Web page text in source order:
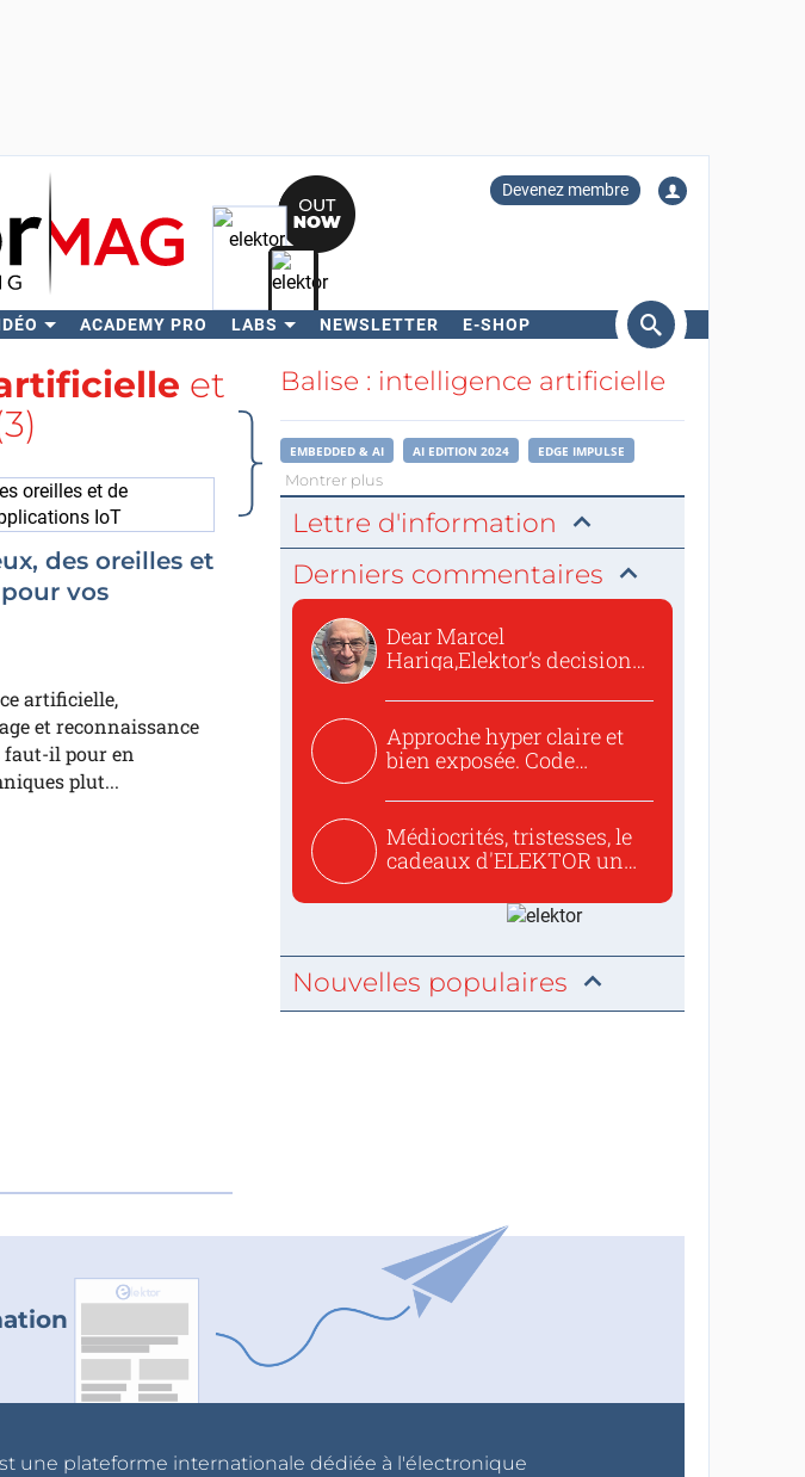
Devenez membre
ACADEMY PRO LABS NEWSLETTER E-SHOP
Rechercher
et
des oreilles et
vos
artificielle,
et reconnaissance
faut-il pour en
plut...
Balise : intelligence artificielle
EMBEDDED & AI AI EDITION 2024 EDGE IMPULSE
Montrer plus
Lettre d'information
Derniers commentaires
Dear Marcel
Hariga,Elektor’s decision
Approche hyper claire et
bien exposée. Code
Médiocrités, tristesses, le
cadeaux d'ELEKTOR un
Nouvelles populaires
une plateforme internationale dédiée à l'électronique